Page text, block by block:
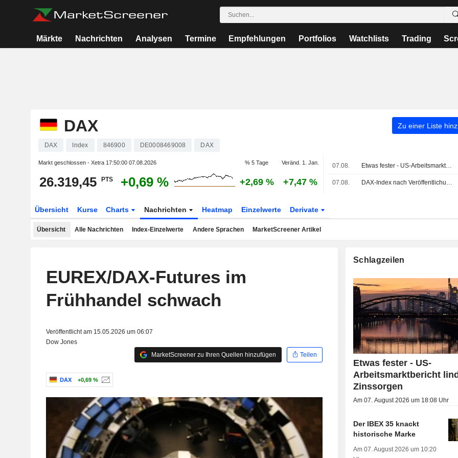
Märkte Nachrichten Analysen Termine Empfehlungen Portfolios Watchlists Trading
DAX Zu einer Liste
DAX Index 846900 DE0008469008 DAX
Markt geschlossen - Xetra 17:50:00 07.08.2026 % 5 Tage Veränd. 1. Jan.
26.319,45 PTS +0,69 % +2,69 % +7,47 %
07.08. Etwas fester - US-Arbeitsmarktbericht lindert Zinssorgen
07.08. DAX-Index nach Veröffentlichung deutscher Industrie- und Handelsdaten fester
Übersicht Kurse Charts Nachrichten Heatmap Einzelwerte Derivate
Übersicht Alle Nachrichten Index-Einzelwerte Andere Sprachen MarketScreener Artikel
EUREX/DAX-Futures im
Frühhandel schwach
Veröffentlicht am 15.05.2026 um 06:07
Dow Jones
MarketScreener zu Ihren Quellen hinzufügen
Teilen
DAX +0,69 %
Schlagzeilen
Etwas fester - US-
Arbeitsmarktbericht
Zinssorgen
Am 07. August 2026 um 18:08 Uhr
Der IBEX 35 knackt
historische Marke
Am 07. August 2026 um 10:20